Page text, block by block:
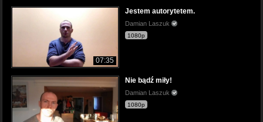
07:35
Jestem autorytetem.
Damian Laszuk
1080p
Nie bądź miły!
Damian Laszuk
1080p